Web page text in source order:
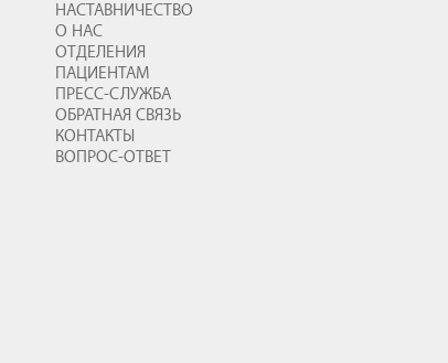
НАСТАВНИЧЕСТВО
О НАС
ОТДЕЛЕНИЯ
ПАЦИЕНТАМ
ПРЕСС-СЛУЖБА
ОБРАТНАЯ СВЯЗЬ
КОНТАКТЫ
ВОПРОС-ОТВЕТ